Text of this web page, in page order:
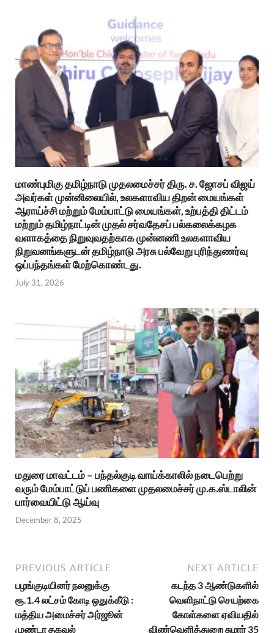
மாண்புமிகு தமிழ்நாடு முதலமைச்சர் திரு. ச. ஜோசப் விஜய்
அவர்கள் முன்னிலையில், உலகளாவிய திறன் மையங்கள்
ஆராய்ச்சி மற்றும் மேம்பாட்டு மையங்கள், உற்பத்தி திட்டம்
மற்றும் தமிழ்நாட்டின் முதல் சர்வதேசப் பல்கலைக்கழக
வளாகத்தை நிறுவுவதற்காக முன்னணி உலகளாவிய
நிறுவனங்களுடன் தமிழ்நாடு அரசு பல்வேறு புரிந்துணர்வு
ஒப்பந்தங்கள் மேற்கொண்டது.
July 31, 2026
மதுரை மாவட்டம் – பந்தல்குடி வாய்க்காலில் நடைபெற்று
வரும் மேம்பாட்டுப் பணிகளை முதலமைச்சர் மு.க.ஸ்டாலின்
பார்வையிட்டு ஆய்வு
December 8, 2025
PREVIOUS ARTICLE
பழங்குடியினர் நலனுக்கு
ரூ.1.4 லட்சம் கோடி ஒதுக்கீடு :
மத்திய அமைச்சர் அர்ஜூன்
முண்டா தகவல்
NEXT ARTICLE
கடந்த 3 ஆண்டுகளில்
வெளிநாட்டு செயற்கை
கோள்களை ஏவியதில்
விண்வெளித்துறை சுமார் 35